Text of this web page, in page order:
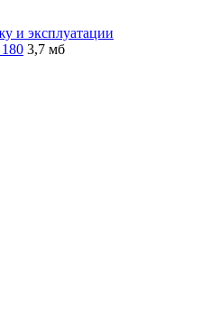
и эксплуатации
3,7 мб